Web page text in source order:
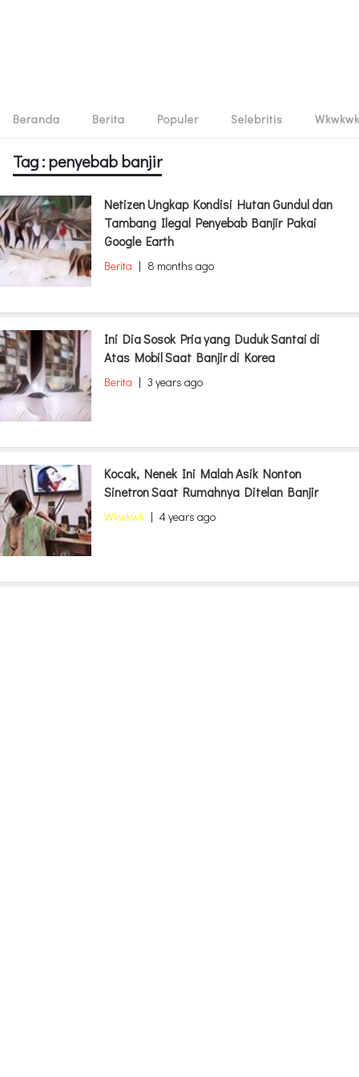
Beranda Berita Populer Selebritis Wkwkwk
Tag : penyebab banjir
Netizen Ungkap Kondisi Hutan Gundul dan
Tambang Ilegal Penyebab Banjir Pakai
Google Earth
Berita | 8 months ago
Ini Dia Sosok Pria yang Duduk Santai di
Atas Mobil Saat Banjir di Korea
Berita | 3 years ago
Kocak, Nenek Ini Malah Asik Nonton
Sinetron Saat Rumahnya Ditelan Banjir
Wkwkwk | 4 years ago